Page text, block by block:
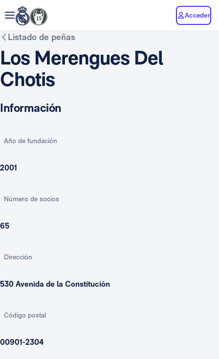
Acceder
Listado de peñas
Los Merengues Del
Chotis
Información
Año de fundación
2001
Número de socios
65
Dirección
530 Avenida de la Constitución
Código postal
00901-2304